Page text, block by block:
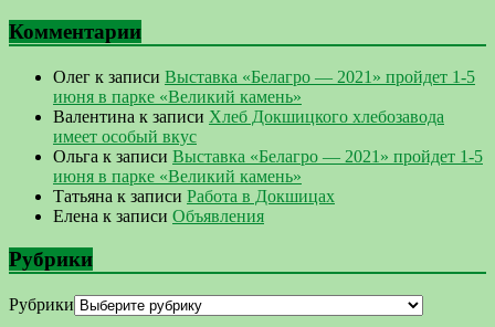
Комментарии
Олег к записи Выставка «Белагро — 2021» пройдет 1-5
июня в парке «Великий камень»
Валентина к записи Хлеб Докшицкого хлебозавода
имеет особый вкус
Ольга к записи Выставка «Белагро — 2021» пройдет 1-5
июня в парке «Великий камень»
Татьяна к записи Работа в Докшицах
Елена к записи Объявления
Рубрики
Рубрики